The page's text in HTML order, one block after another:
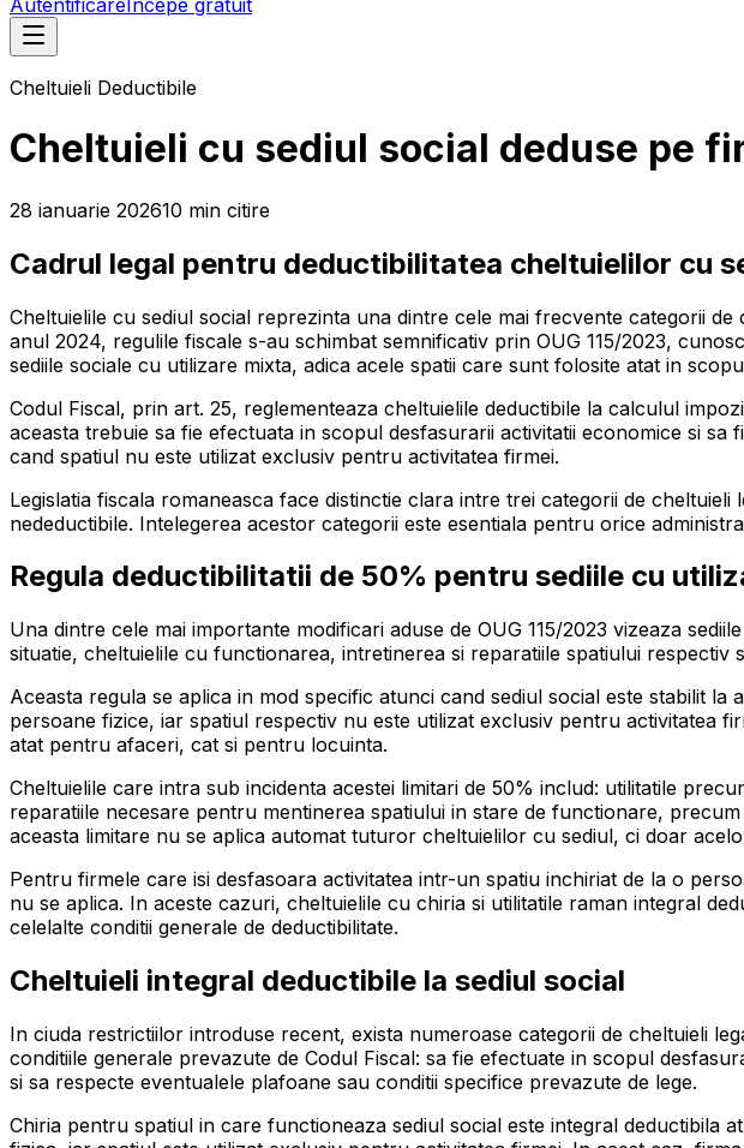
Cheltuieli Deductibile
Cheltuieli cu sediul social deduse pe
28 ianuarie 202610 min citire
Cadrul legal pentru deductibilitatea cheltuielilor cu
Cheltuielile cu sediul social reprezinta una dintre cele mai frecvente categorii
anul 2024, regulile fiscale s-au schimbat semnificativ prin OUG 115/2023,
sediile sociale cu utilizare mixta, adica acele spatii care sunt folosite atat in
Codul Fiscal, prin art. 25, reglementeaza cheltuielile deductibile la calculul
aceasta trebuie sa fie efectuata in scopul desfasurarii activitatii economice si
cand spatiul nu este utilizat exclusiv pentru activitatea firmei.
Legislatia fiscala romaneasca face distinctie clara intre trei categorii de
nedeductibile. Intelegerea acestor categorii este esentiala pentru orice
Regula deductibilitatii de 50% pentru sediile cu
Una dintre cele mai importante modificari aduse de OUG 115/2023 vizeaza
situatie, cheltuielile cu functionarea, intretinerea si reparatiile spatiului
Aceasta regula se aplica in mod specific atunci cand sediul social este stabilit
persoane fizice, iar spatiul respectiv nu este utilizat exclusiv pentru activitatea
atat pentru afaceri, cat si pentru locuinta.
Cheltuielile care intra sub incidenta acestei limitari de 50% includ: utilitatile
reparatiile necesare pentru mentinerea spatiului in stare de functionare,
aceasta limitare nu se aplica automat tuturor cheltuielilor cu sediul, ci doar
Pentru firmele care isi desfasoara activitatea intr-un spatiu inchiriat de la o
nu se aplica. In aceste cazuri, cheltuielile cu chiria si utilitatile raman integral
celelalte conditii generale de deductibilitate.
Cheltuieli integral deductibile la sediul social
In ciuda restrictiilor introduse recent, exista numeroase categorii de cheltuieli
conditiile generale prevazute de Codul Fiscal: sa fie efectuate in scopul
si sa respecte eventualele plafoane sau conditii specifice prevazute de lege.
Chiria pentru spatiul in care functioneaza sediul social este integral